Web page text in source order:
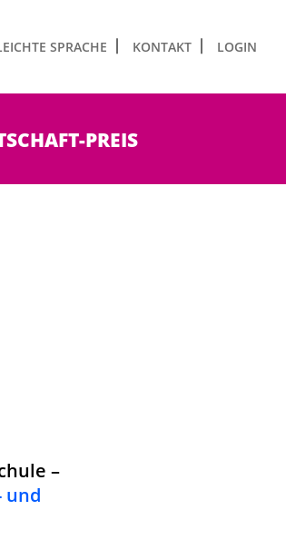
PREIS
SPRACHE KONTAKT LOGIN
–
und